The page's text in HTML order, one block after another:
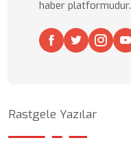
haber platformudur.
Rastgele Yazılar